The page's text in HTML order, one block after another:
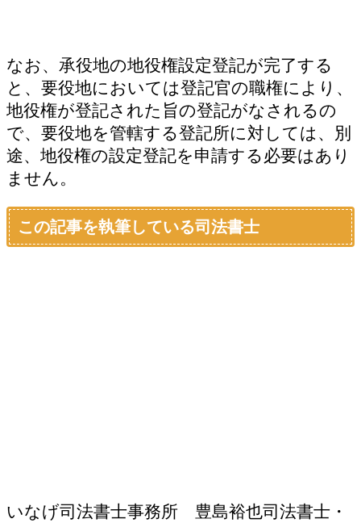
なお、承役地の地役権設定登記が完了する
と、要役地においては登記官の職権により、
地役権が登記された旨の登記がなされるの
で、要役地を管轄する登記所に対しては、別
途、地役権の設定登記を申請する必要はあり
ません。
この記事を執筆している司法書士
いなげ司法書士事務所 豊島裕也司法書士・